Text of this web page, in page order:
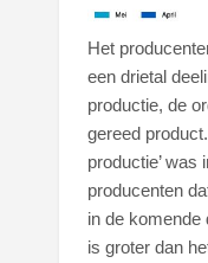
Het
een drietal
productie, de
gereed
productie’ was
producenten
in de komende
is groter dan